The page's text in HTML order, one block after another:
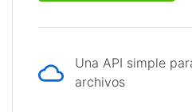
Una API simple
archivos